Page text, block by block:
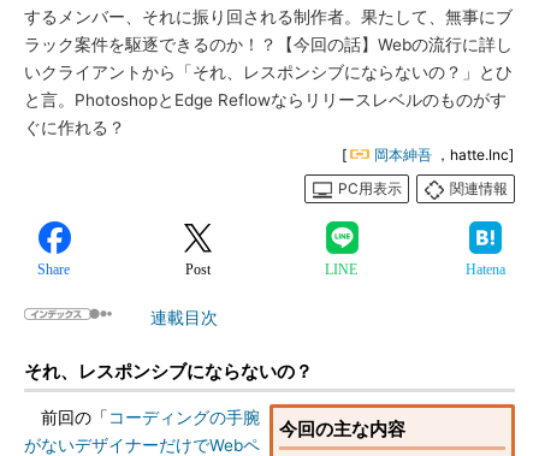
するメンバー、それに振り回される制作者。果たして、無事にブ
ラック案件を駆逐できるのか！？【今回の話】Webの流行に詳し
いクライアントから「それ、レスポンシブにならないの？」とひ
と言。PhotoshopとEdge Reflowならリリースレベルのものがす
ぐに作れる？
[ 岡本紳吾 ，hatte.Inc]
PC用表示
関連情報
Share Post LINE Hatena
連載目次
それ、レスポンシブにならないの？
今回の主な内容
前回の「 コーディングの手腕
がないデザイナーだけでWebペ